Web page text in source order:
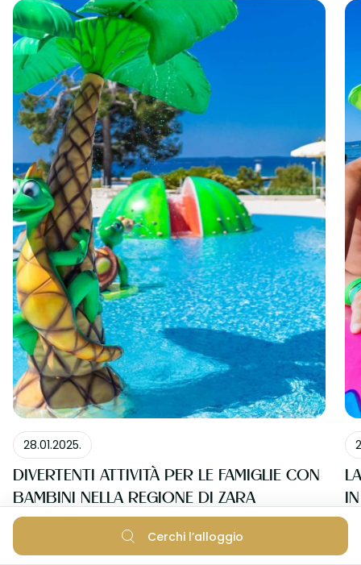
Cerchi l’alloggio
VACANZA ATTIVA
28.01.2025.
DIVERTENTI ATTIVITÀ PER LE FAMIGLIE CON
BAMBINI NELLA REGIONE DI ZARA